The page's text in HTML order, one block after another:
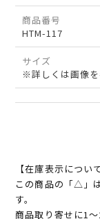
商品番号
HTM-117
サイズ
※詳しくは画像を
【在庫表示について
この商品の「△」
す。
商品取り寄せに1